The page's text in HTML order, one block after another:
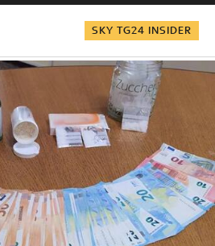
SKY TG24 INSIDER